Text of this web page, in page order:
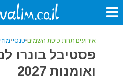
אירועים תחת כיפת השמים•טנסי•
פסטיבל בונרו
ואומנות 2027